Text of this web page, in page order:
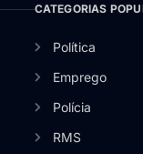
CATEGORIAS
Política
Emprego
Polícia
RMS